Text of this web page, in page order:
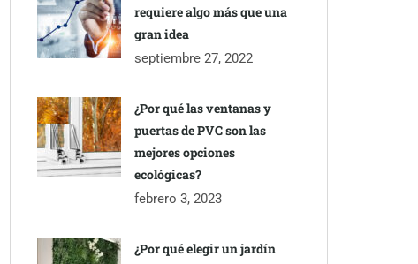
requiere algo más que una
gran idea
septiembre 27, 2022
¿Por qué las ventanas y
puertas de PVC son las
mejores opciones
ecológicas?
febrero 3, 2023
¿Por qué elegir un jardín